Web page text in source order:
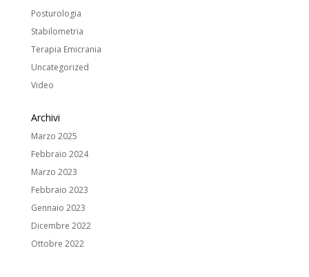
Posturologia
Stabilometria
Terapia Emicrania
Uncategorized
Video
Archivi
Marzo 2025
Febbraio 2024
Marzo 2023
Febbraio 2023
Gennaio 2023
Dicembre 2022
Ottobre 2022